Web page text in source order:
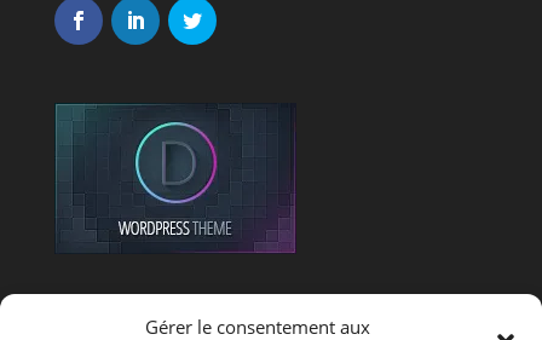
Gérer le consentement aux
Offres d'emploi E-Commerce